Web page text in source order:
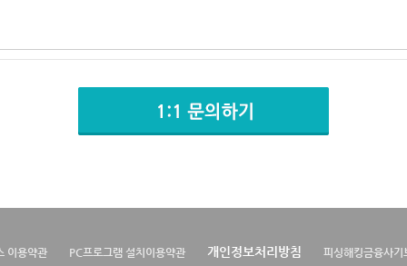
이용약관 PC프로그램 설치이용약관 개인정보처리방침 피싱해킹금융사기